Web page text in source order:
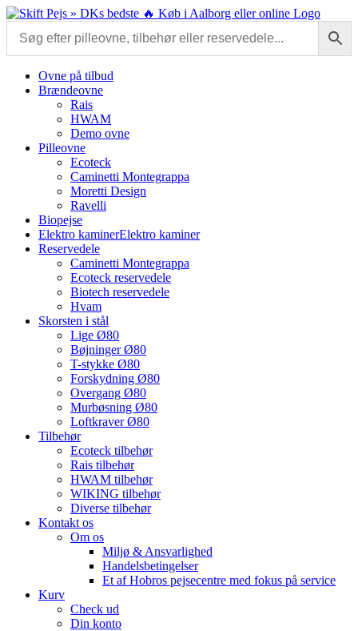
Skip
content
Ovne på tilbud
Brændeovne
Rais
HWAM
Demo ovne
Pilleovne
Ecoteck
Caminetti Montegrappa
Moretti Design
Ravelli
Biopejse
Elektro kaminerElektro kaminer
Reservedele
Caminetti Montegrappa
Ecoteck reservedele
Biotech reservedele
Hvam
Skorsten i stål
Lige Ø80
Bøjninger Ø80
T-stykke Ø80
Forskydning Ø80
Overgang Ø80
Murbøsning Ø80
Loftkraver Ø80
Tilbehør
Ecoteck tilbehør
Rais tilbehør
HWAM tilbehør
WIKING tilbehør
Diverse tilbehør
Kontakt os
Om os
Miljø & Ansvarlighed
Handelsbetingelser
Et af Hobros pejsecentre med fokus på service
Kurv
Check ud
Din konto